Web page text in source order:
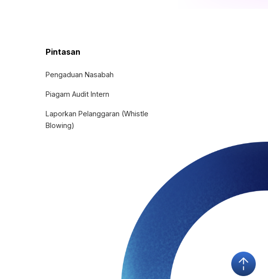
Pintasan
Pengaduan Nasabah
Piagam Audit Intern
Laporkan Pelanggaran (Whistle
Blowing)